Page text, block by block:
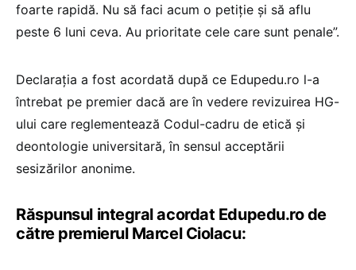
foarte rapidă. Nu să faci acum o petiție și să aflu
peste 6 luni ceva. Au prioritate cele care sunt penale”.
Declarația a fost acordată după ce Edupedu.ro l-a
întrebat pe premier dacă are în vedere revizuirea HG-
ului care reglementează Codul-cadru de etică și
deontologie universitară, în sensul acceptării
sesizărilor anonime.
Răspunsul integral acordat Edupedu.ro de
către premierul Marcel Ciolacu: